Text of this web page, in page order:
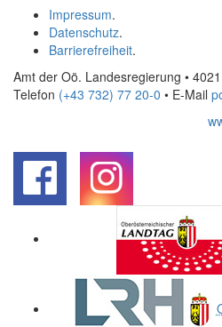
Impressum.
Datenschutz.
Barrierefreiheit.
Amt der Oö. Landesregierung •
Telefon (+43 732) 77 20-0 • E-Mail